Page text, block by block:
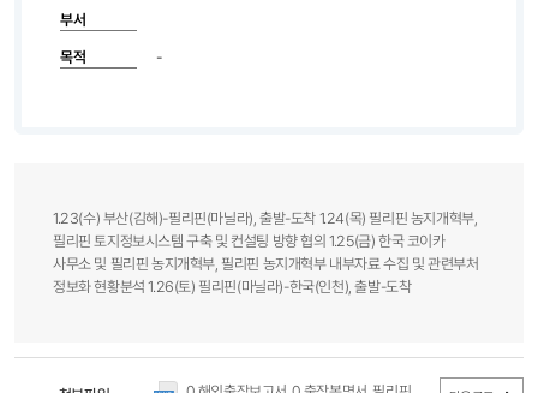
부서
목적 -
1.23(수) 부산(김해)-필리핀(마닐라), 출발-도착 1.24(목) 필리핀 농지개혁부,
필리핀 토지정보시스템 구축 및 컨설팅 방향 협의 1.25(금) 한국 코이카
사무소 및 필리핀 농지개혁부, 필리핀 농지개혁부 내부자료 수집 및 관련부처
정보화 현황분석 1.26(토) 필리핀(마닐라)-한국(인천), 출발-도착